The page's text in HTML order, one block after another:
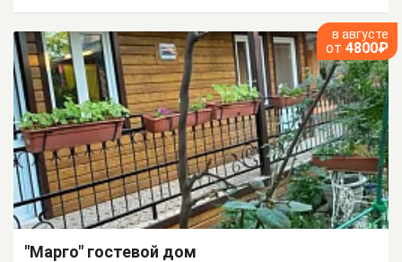
в августе
от 4800₽
"Марго" гостевой дом